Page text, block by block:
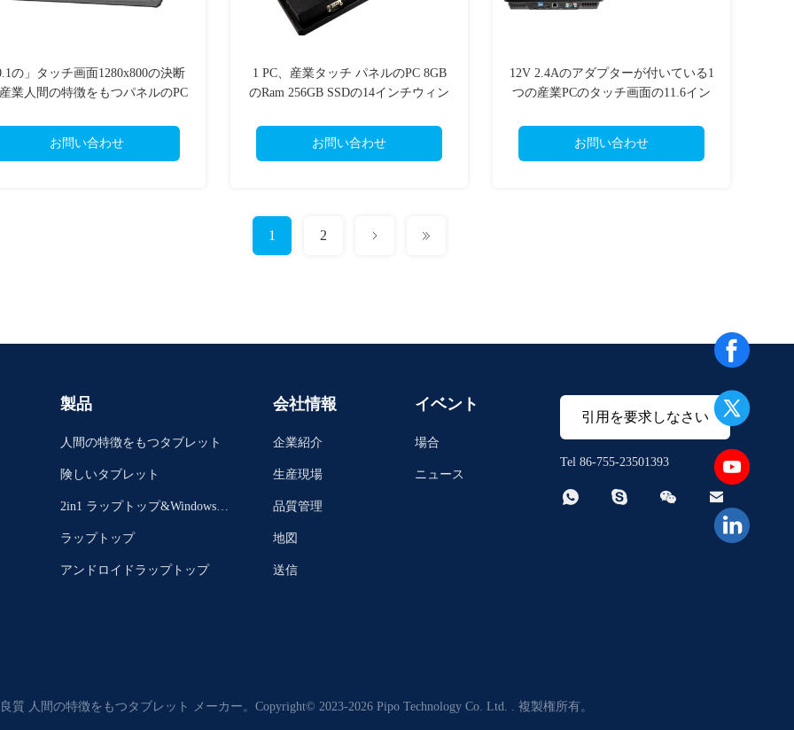
の」タッチ画面1280x800の決断
業人間の特徴をもつパネルのPC
お問い合わせ
1 PC、産業タッチ パネルのPC 8GB
のRam 256GB SSDの14インチウィン
お問い合わせ
12V 2.4Aのアダプターが付いている1
つの産業PCのタッチ画面の11.6イン
お問い合わせ
1 2
製品
人間の特徴をもつタブレット
険しいタブレット
2in1 ラップトップ&Windowsタ
ブレット
ラップトップ
アンドロイドラップトップ
会社情報
企業紹介
生産現場
品質管理
地図
送信
イベント
場合
ニュース
引用を要求しなさい
Tel 86-755-23501393
   
質 人間の特徴をもつタブレット メーカー。Copyright© 2023-2026 Pipo Technology Co. Ltd. . 複製権所有。